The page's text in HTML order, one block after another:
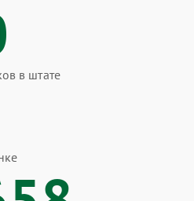
в штате